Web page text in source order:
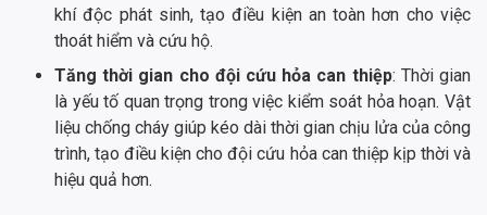
khí độc phát sinh, tạo điều kiện an toàn hơn cho việc
thoát hiểm và cứu hộ.
Tăng thời gian cho đội cứu hỏa can thiệp: Thời gian
là yếu tố quan trọng trong việc kiểm soát hỏa hoạn. Vật
liệu chống cháy giúp kéo dài thời gian chịu lửa của công
trình, tạo điều kiện cho đội cứu hỏa can thiệp kịp thời và
hiệu quả hơn.